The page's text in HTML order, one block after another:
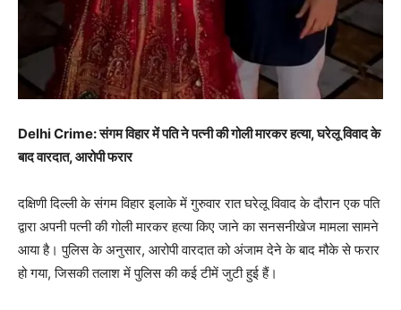
Delhi Crime: संगम विहार में पति ने पत्नी की गोली मारकर हत्या, घरेलू विवाद के
बाद वारदात, आरोपी फरार
दक्षिणी दिल्ली के संगम विहार इलाके में गुरुवार रात घरेलू विवाद के दौरान एक पति
द्वारा अपनी पत्नी की गोली मारकर हत्या किए जाने का सनसनीखेज मामला सामने
आया है। पुलिस के अनुसार, आरोपी वारदात को अंजाम देने के बाद मौके से फरार
हो गया, जिसकी तलाश में पुलिस की कई टीमें जुटी हुई हैं।